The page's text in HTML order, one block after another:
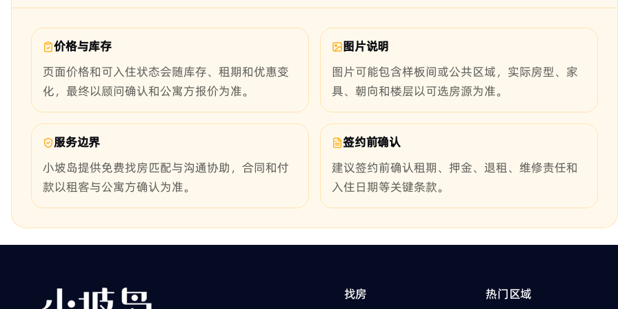
价格与库存
页面价格和可入住状态会随库存、租期和优惠变
化，最终以顾问确认和公寓方报价为准。
图片说明
图片可能包含样板间或公共区域，实际房型、家
具、朝向和楼层以可选房源为准。
服务边界
小坡岛提供免费找房匹配与沟通协助，合同和付
款以租客与公寓方确认为准。
签约前确认
建议签约前确认租期、押金、退租、维修责任和
入住日期等关键条款。
找房 热门区域